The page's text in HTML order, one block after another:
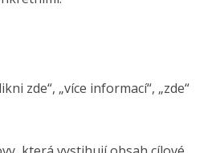
zde“, „více informací“, „zde“